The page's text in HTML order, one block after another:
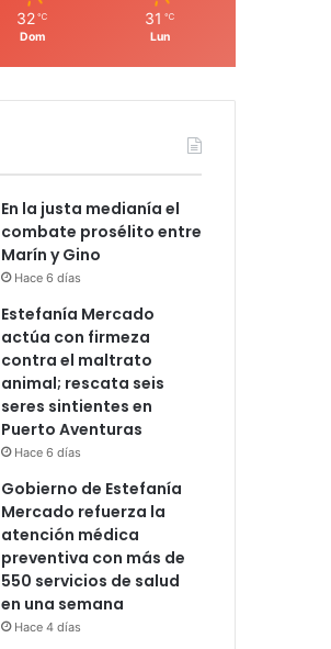
32 ℃
Dom
31 ℃
Lun
En la justa medianía el
combate prosélito entre
Marín y Gino
Hace 6 días
Estefanía Mercado
actúa con firmeza
contra el maltrato
animal; rescata seis
seres sintientes en
Puerto Aventuras
Hace 6 días
Gobierno de Estefanía
Mercado refuerza la
atención médica
preventiva con más de
550 servicios de salud
en una semana
Hace 4 días